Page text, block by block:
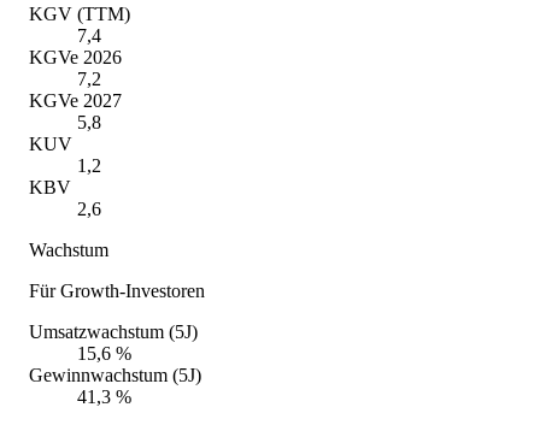
KGV (TTM)
7,4
KGVe 2026
7,2
KGVe 2027
5,8
KUV
1,2
KBV
2,6
Wachstum
Für Growth-Investoren
Umsatzwachstum (5J)
15,6 %
Gewinnwachstum (5J)
41,3 %